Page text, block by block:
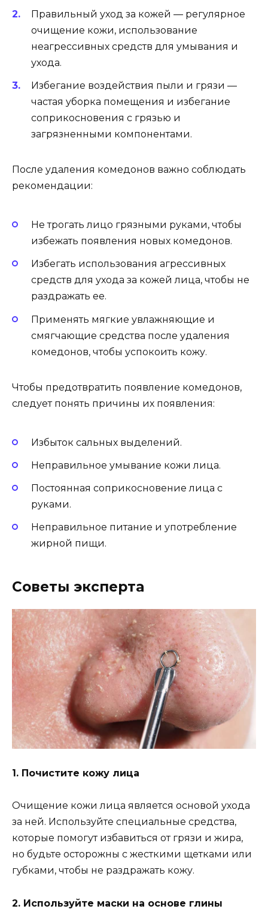
Правильный уход за кожей — регулярное
очищение кожи, использование
неагрессивных средств для умывания и
ухода.
Избегание воздействия пыли и грязи —
частая уборка помещения и избегание
соприкосновения с грязью и
загрязненными компонентами.
После удаления комедонов важно соблюдать
рекомендации:
Не трогать лицо грязными руками, чтобы
избежать появления новых комедонов.
Избегать использования агрессивных
средств для ухода за кожей лица, чтобы не
раздражать ее.
Применять мягкие увлажняющие и
смягчающие средства после удаления
комедонов, чтобы успокоить кожу.
Чтобы предотвратить появление комедонов,
следует понять причины их появления:
Избыток сальных выделений.
Неправильное умывание кожи лица.
Постоянная соприкосновение лица с
руками.
Неправильное питание и употребление
жирной пищи.
Советы эксперта
1. Почистите кожу лица
Очищение кожи лица является основой ухода
за ней. Используйте специальные средства,
которые помогут избавиться от грязи и жира,
но будьте осторожны с жесткими щетками или
губками, чтобы не раздражать кожу.
2. Используйте маски на основе глины